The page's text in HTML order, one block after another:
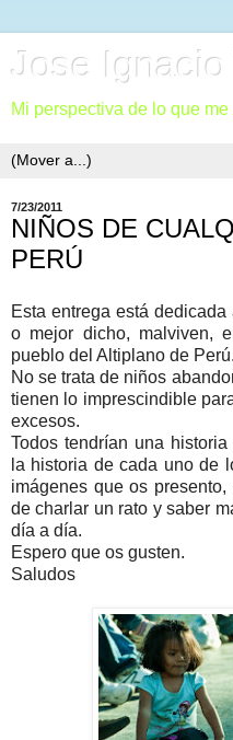
Jose
Mi perspectiva de lo que me
7/23/2011
NIÑOS DE
PERÚ
Esta entrega está
o mejor dicho, malviven,
pueblo del Altiplano de Perú.
No se trata de niños
tienen lo imprescindible
excesos.
Todos tendrían una
la historia de cada uno de
imágenes que os
de charlar un rato y saber
día a día.
Espero que os gusten.
Saludos